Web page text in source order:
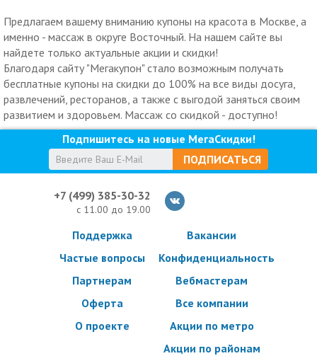
Предлагаем вашему вниманию купоны на красота в Москве, а
именно - массаж в округе Восточный. На нашем сайте вы
найдете только актуальные акции и скидки!
Благодаря сайту "Мегакупон" стало возможным получать
бесплатные купоны на скидки до 100% на все виды досуга,
развлечений, ресторанов, а также с выгодой заняться своим
развитием и здоровьем. Массаж со скидкой - доступно!
Подпишитесь на новые МегаСкидки!
ПОДПИСАТЬСЯ
+7 (499) 385-30-32
с 11.00 до 19.00
Поддержка
Частые вопросы
Партнерам
Оферта
О проекте
Вакансии
Конфиденциальность
Вебмастерам
Все компании
Акции по метро
Акции по районам